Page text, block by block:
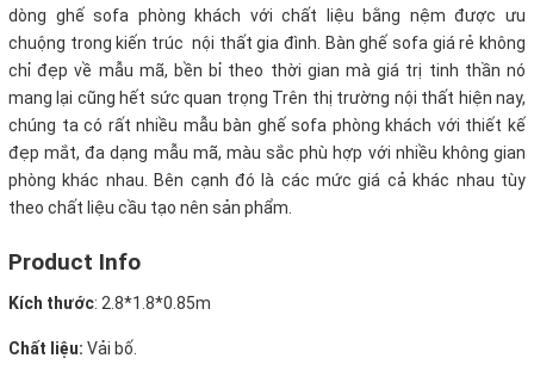
dòng ghế sofa phòng khách với chất liệu bằng nệm được ưu
chuộng trong kiến trúc nội thất gia đình. Bàn ghế sofa giá rẻ không
chỉ đẹp về mẫu mã, bền bỉ theo thời gian mà giá trị tinh thần nó
mang lại cũng hết sức quan trọng Trên thị trường nội thất hiện nay,
chúng ta có rất nhiều mẫu bàn ghế sofa phòng khách với thiết kế
đẹp mắt, đa dạng mẫu mã, màu sắc phù hợp với nhiều không gian
phòng khác nhau. Bên cạnh đó là các mức giá cả khác nhau tùy
theo chất liệu cầu tạo nên sản phẩm.
Product Info
Kích thước: 2.8*1.8*0.85m
Chất liệu: Vải bố.